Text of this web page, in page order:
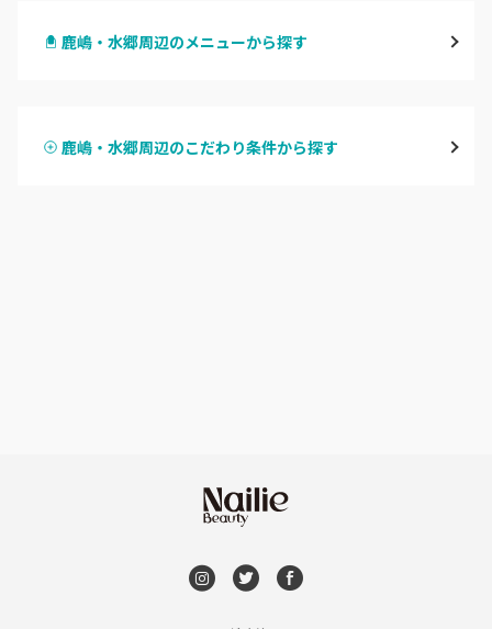
つくば・土浦・石岡
鹿嶋・水郷周辺のメニューから探す
ハンドスカルプ
鹿嶋・水郷周辺のこだわり条件から探す